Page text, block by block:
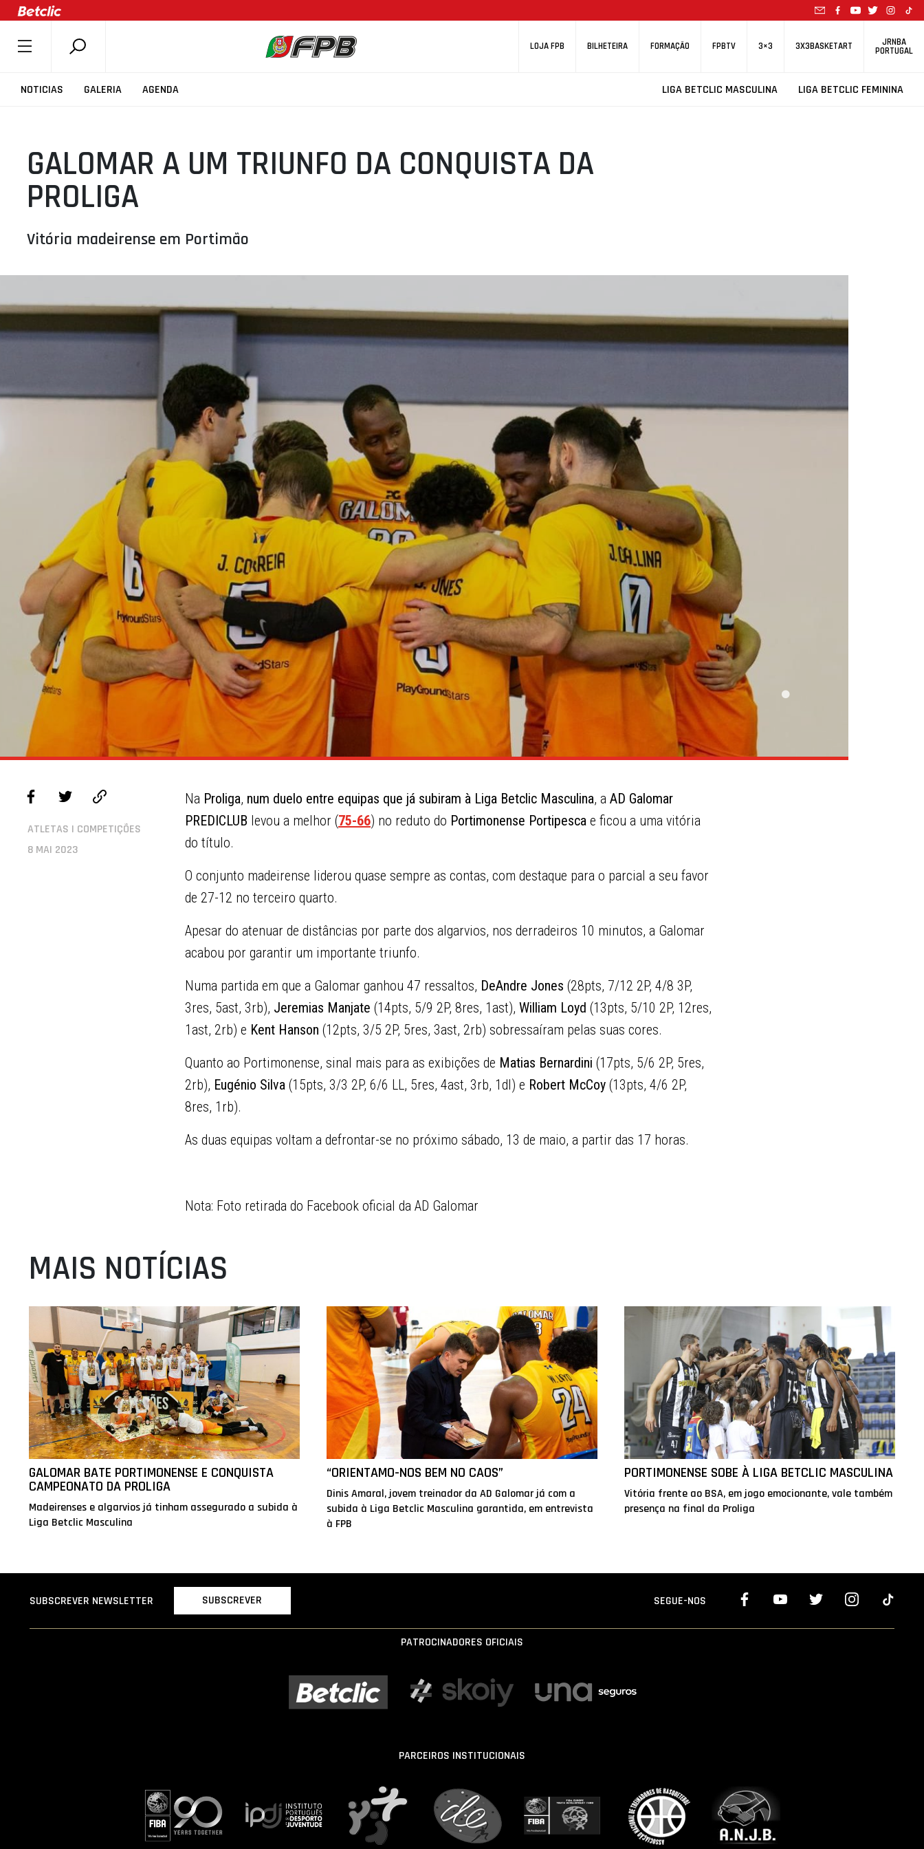
LOJA FPB BILHETEIRA FORMAÇÃO FPBTV 3×3 3X3BASKETART JRNBA
PORTUGAL
NOTICIAS GALERIA AGENDA LIGA BETCLIC MASCULINA LIGA BETCLIC FEMININA
SOBRE A FPB
COMPETIÇÕES
ASSOCIAÇÕES
CLUBES
AGENTES
SELEÇÕES
MINIBASQUETE
ÁREA TÉCNICA
GALOMAR A UM TRIUNFO DA CONQUISTA DA
PROLIGA
Vitória madeirense em Portimão
ATLETAS | COMPETIÇÕES
8 MAI 2023
Na Proliga, num duelo entre equipas que já subiram à Liga Betclic Masculina, a AD Galomar
PREDICLUB levou a melhor (75-66) no reduto do Portimonense Portipesca e ficou a uma vitória
do título.
O conjunto madeirense liderou quase sempre as contas, com destaque para o parcial a seu favor
de 27-12 no terceiro quarto.
Apesar do atenuar de distâncias por parte dos algarvios, nos derradeiros 10 minutos, a Galomar
acabou por garantir um importante triunfo.
Numa partida em que a Galomar ganhou 47 ressaltos, DeAndre Jones (28pts, 7/12 2P, 4/8 3P,
3res, 5ast, 3rb), Jeremias Manjate (14pts, 5/9 2P, 8res, 1ast), William Loyd (13pts, 5/10 2P, 12res,
1ast, 2rb) e Kent Hanson (12pts, 3/5 2P, 5res, 3ast, 2rb) sobressaíram pelas suas cores.
Quanto ao Portimonense, sinal mais para as exibições de Matias Bernardini (17pts, 5/6 2P, 5res,
2rb), Eugénio Silva (15pts, 3/3 2P, 6/6 LL, 5res, 4ast, 3rb, 1dl) e Robert McCoy (13pts, 4/6 2P,
8res, 1rb).
As duas equipas voltam a defrontar-se no próximo sábado, 13 de maio, a partir das 17 horas.
Nota: Foto retirada do Facebook oficial da AD Galomar
MAIS NOTÍCIAS
GALOMAR BATE PORTIMONENSE E CONQUISTA
CAMPEONATO DA PROLIGA
Madeirenses e algarvios já tinham assegurado a subida à
Liga Betclic Masculina
“ORIENTAMO-NOS BEM NO CAOS”
Dinis Amaral, jovem treinador da AD Galomar já com a
subida à Liga Betclic Masculina garantida, em entrevista
à FPB
PORTIMONENSE SOBE À LIGA BETCLIC MASCULINA
Vitória frente ao BSA, em jogo emocionante, vale também
presença na final da Proliga
SUBSCREVER NEWSLETTER SUBSCREVER SEGUE-NOS
PATROCINADORES OFICIAIS
PARCEIROS INSTITUCIONAIS